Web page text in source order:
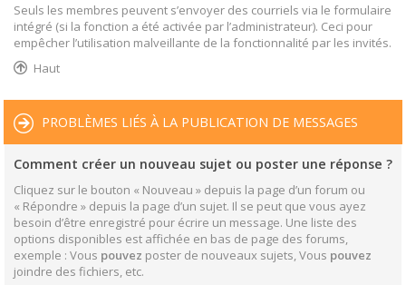
Seuls les membres peuvent s’envoyer des courriels via le formulaire
intégré (si la fonction a été activée par l’administrateur). Ceci pour
empêcher l’utilisation malveillante de la fonctionnalité par les invités.
Haut
PROBLÈMES LIÉS À LA PUBLICATION DE MESSAGES
Comment créer un nouveau sujet ou poster une réponse ?
Cliquez sur le bouton « Nouveau » depuis la page d’un forum ou
« Répondre » depuis la page d’un sujet. Il se peut que vous ayez
besoin d’être enregistré pour écrire un message. Une liste des
options disponibles est affichée en bas de page des forums,
exemple : Vous pouvez poster de nouveaux sujets, Vous pouvez
joindre des fichiers, etc.